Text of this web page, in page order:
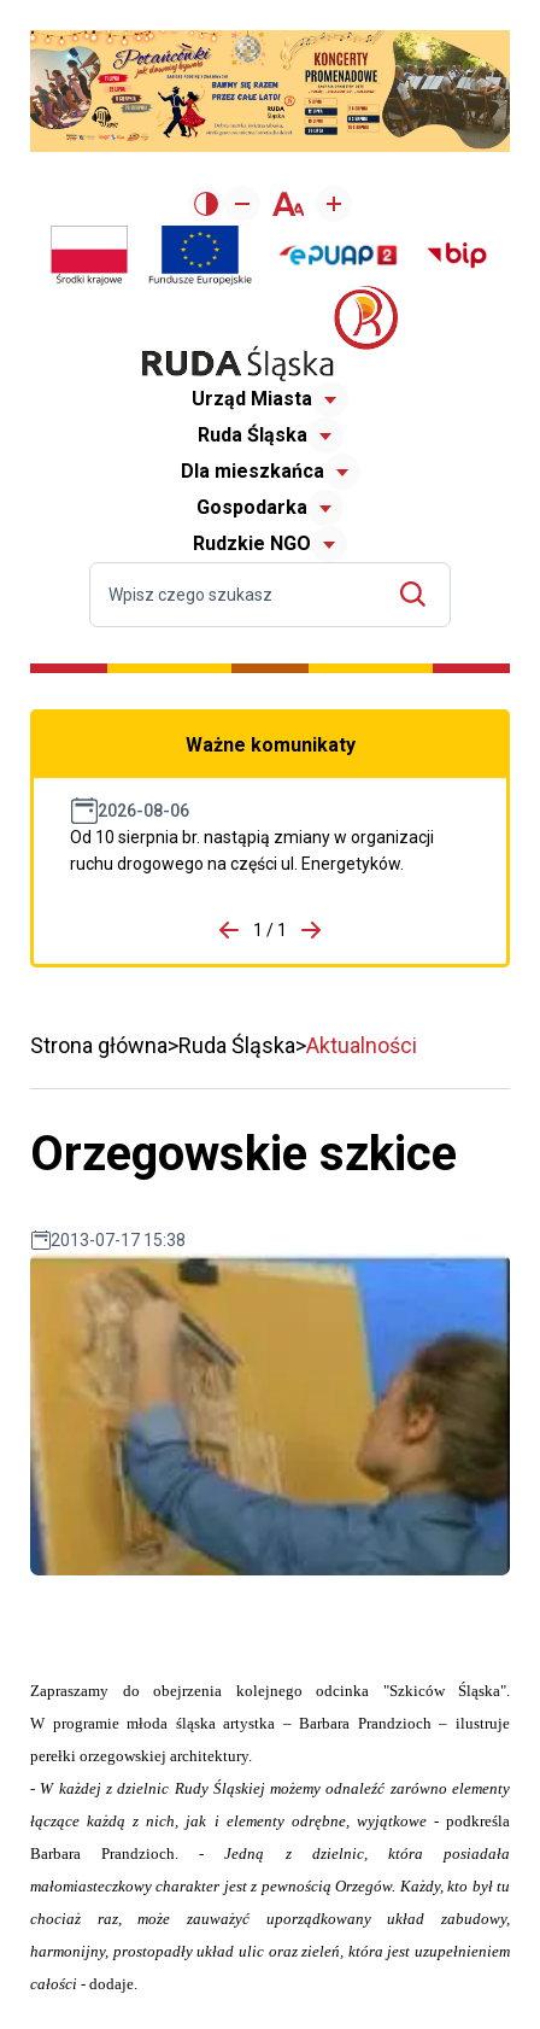
Urząd Miasta
Ruda Śląska
Dla mieszkańca
Gospodarka
Rudzkie NGO
Ważne komunikaty
2026-08-06
Od 10 sierpnia br. nastąpią zmiany w organizacji
ruchu drogowego na części ul. Energetyków.
porzpedniego komunikatu
1 / 1
Przejdź do następnego
Strona główna Ruda Śląska Aktualności
Orzegowskie szkice
2013-07-17 15:38
Zapraszamy do obejrzenia kolejnego odcinka "Szkiców Śląska".
W programie młoda śląska artystka – Barbara Prandzioch – ilustruje
perełki orzegowskiej architektury.
- W każdej z dzielnic Rudy Śląskiej możemy odnaleźć zarówno elementy
łączące każdą z nich, jak i elementy odrębne, wyjątkowe- podkreśla
Barbara Prandzioch. -Jedną z dzielnic, która posiadała
małomiasteczkowy charakter jest z pewnością Orzegów. Każdy, kto był tu
chociaż raz, może zauważyć uporządkowany układ zabudowy,
harmonijny, prostopadły układ ulic oraz zieleń, która jest uzupełnieniem
całości - dodaje.